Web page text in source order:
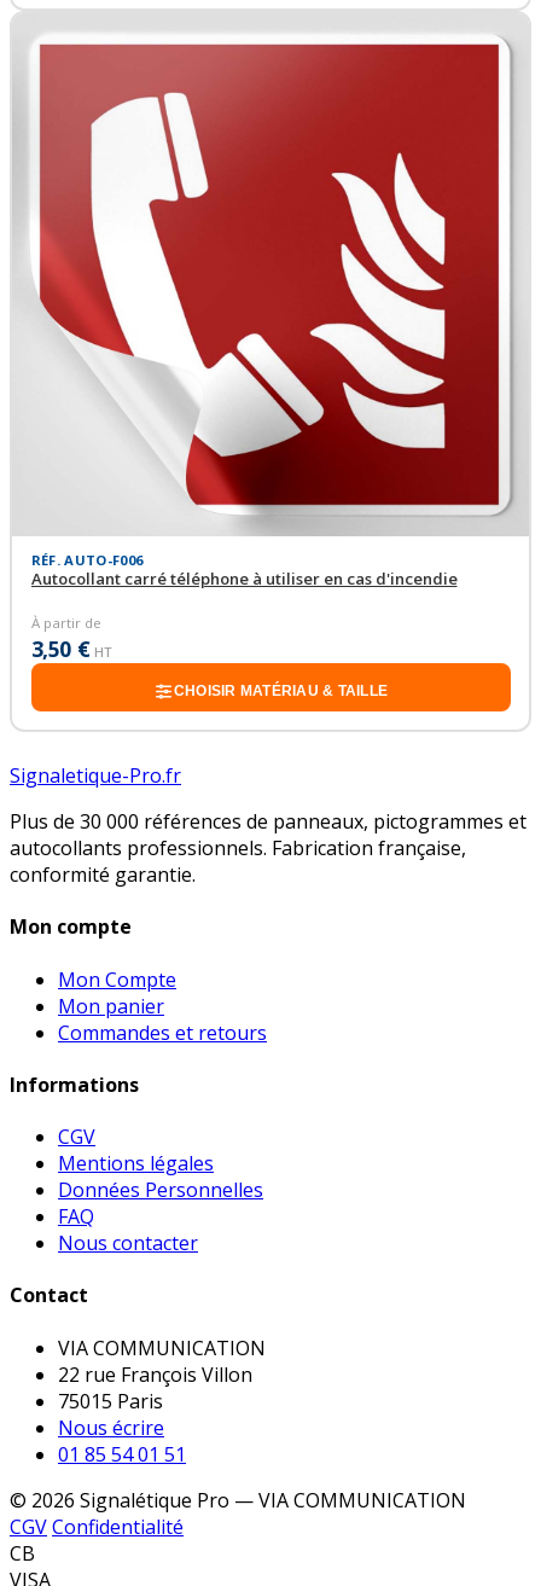
RÉF. AUTO-F006
Autocollant carré téléphone à utiliser en cas d'incendie
À partir de
3,50 € HT
CHOISIR MATÉRIAU & TAILLE
Signaletique-Pro.fr
Plus de 30 000 références de panneaux, pictogrammes et
autocollants professionnels. Fabrication française,
conformité garantie.
Mon compte
Mon Compte
Mon panier
Commandes et retours
Informations
CGV
Mentions légales
Données Personnelles
FAQ
Nous contacter
Contact
VIA COMMUNICATION
22 rue François Villon
75015 Paris
Nous écrire
01 85 54 01 51
© 2026 Signalétique Pro — VIA COMMUNICATION
CGVConfidentialité
CB
VISA